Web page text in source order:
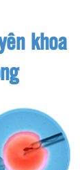
khoa